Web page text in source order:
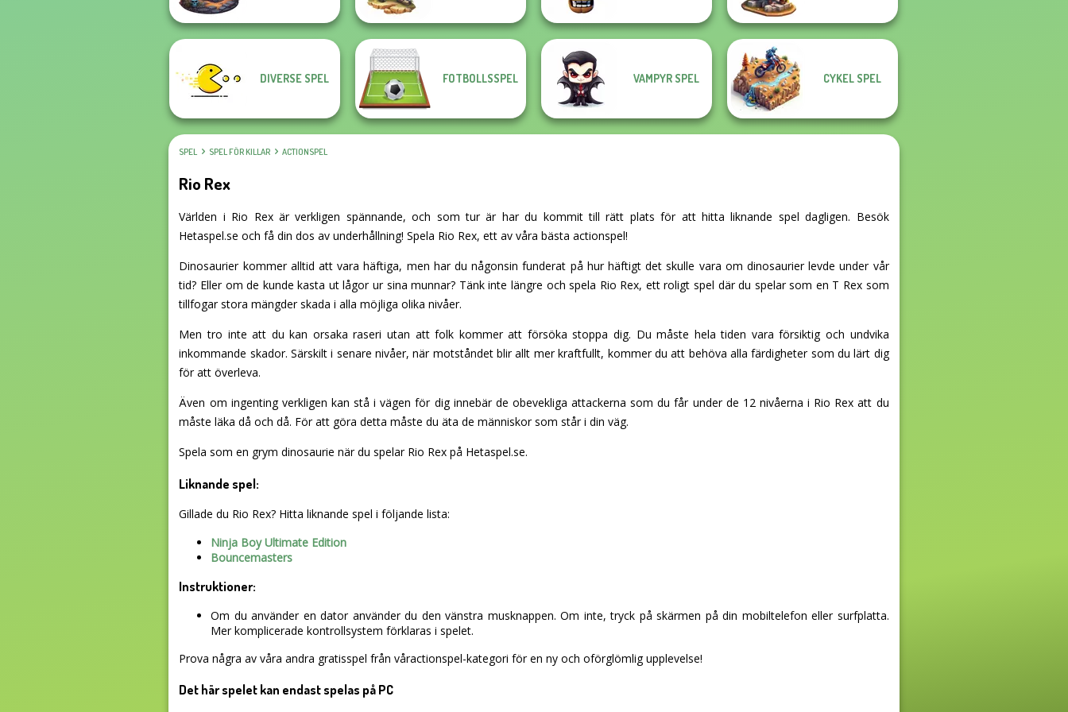
DIVERSE SPEL FOTBOLLSSPEL VAMPYR SPEL CYKEL SPEL
SPEL SPEL FÖR KILLAR ACTIONSPEL
Rio Rex
Världen i Rio Rex är verkligen spännande, och som tur är har du kommit till rätt plats för att hitta liknande spel dagligen. Besök
Hetaspel.se och få din dos av underhållning! Spela Rio Rex, ett av våra bästa actionspel!
Dinosaurier kommer alltid att vara häftiga, men har du någonsin funderat på hur häftigt det skulle vara om dinosaurier levde under vår
tid? Eller om de kunde kasta ut lågor ur sina munnar? Tänk inte längre och spela Rio Rex, ett roligt spel där du spelar som en T Rex som
tillfogar stora mängder skada i alla möjliga olika nivåer.
Men tro inte att du kan orsaka raseri utan att folk kommer att försöka stoppa dig. Du måste hela tiden vara försiktig och undvika
inkommande skador. Särskilt i senare nivåer, när motståndet blir allt mer kraftfullt, kommer du att behöva alla färdigheter som du lärt dig
för att överleva.
Även om ingenting verkligen kan stå i vägen för dig innebär de obevekliga attackerna som du får under de 12 nivåerna i Rio Rex att du
måste läka då och då. För att göra detta måste du äta de människor som står i din väg.
Spela som en grym dinosaurie när du spelar Rio Rex på Hetaspel.se.
Liknande spel:
Gillade du Rio Rex? Hitta liknande spel i följande lista:
Ninja Boy Ultimate Edition
Bouncemasters
Instruktioner:
Om du använder en dator använder du den vänstra musknappen. Om inte, tryck på skärmen på din mobiltelefon eller surfplatta.
Mer komplicerade kontrollsystem förklaras i spelet.
Prova några av våra andra gratisspel från våractionspel-kategori för en ny och oförglömlig upplevelse!
Det här spelet kan endast spelas på PC